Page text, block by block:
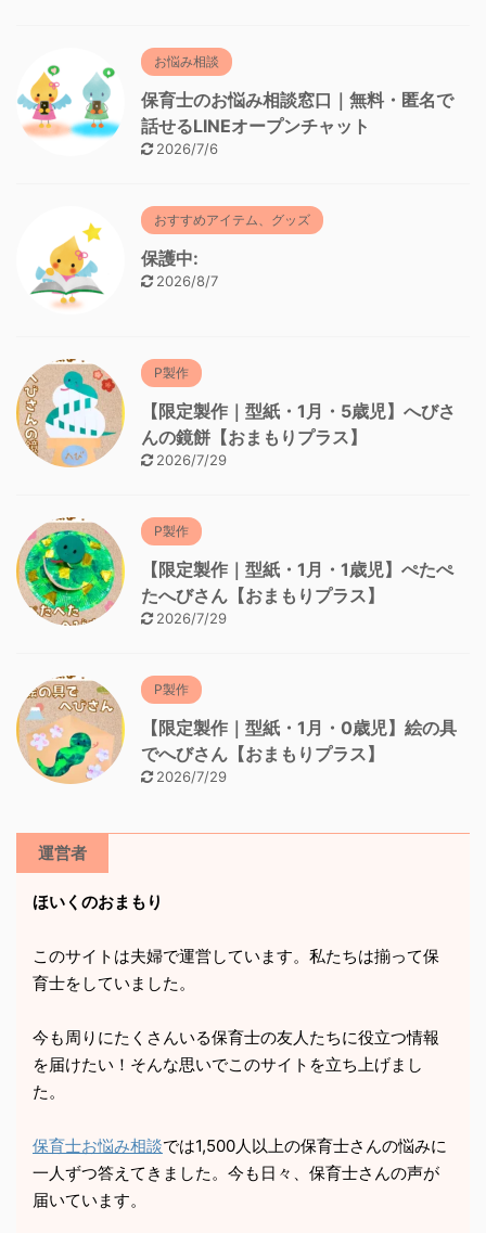
お悩み相談
保育士のお悩み相談窓口｜無料・匿名で
話せるLINEオープンチャット
2026/7/6
おすすめアイテム、グッズ
保護中:
2026/8/7
P製作
【限定製作｜型紙・1月・5歳児】へびさ
んの鏡餅【おまもりプラス】
2026/7/29
P製作
【限定製作｜型紙・1月・1歳児】ぺたぺ
たへびさん【おまもりプラス】
2026/7/29
P製作
【限定製作｜型紙・1月・0歳児】絵の具
でへびさん【おまもりプラス】
2026/7/29
運営者
ほいくのおまもり
このサイトは夫婦で運営しています。私たちは揃って保
育士をしていました。
今も周りにたくさんいる保育士の友人たちに役立つ情報
を届けたい！そんな思いでこのサイトを立ち上げまし
た。
保育士お悩み相談では1,500人以上の保育士さんの悩みに
一人ずつ答えてきました。今も日々、保育士さんの声が
届いています。